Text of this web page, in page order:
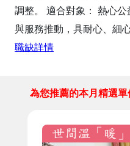
調整。 適合對象： 熱心
與服務推動，具耐心、細
職缺詳情
為您推薦的本月精選單